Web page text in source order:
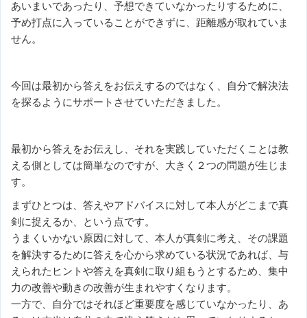
あいまいであったり、予想できていなかったりするために、
予め打点に入っていることができずに、距離感が取れていま
せん。
今回は最初から答えをお伝えするのではなく、自分で解決法
を探るようにサポートさせていただきました。
最初から答えをお伝えし、それを実践していただくことは教
える側としては簡単なのですが、大きく２つの問題が生じま
す。
まずひとつは、答えやアドバイスに対して本人がどこまで真
剣に捉えるか、という点です。
うまくいかない原因に対して、本人が真剣に考え、その課題
を解決するために答えを心から求めている状況であれば、与
えられたヒントや答えを真剣に取り組もうとするため、集中
力の改善や動きの改善が生まれやすくなります。
一方で、自分ではそれほど重要度を感じていなかったり、あ